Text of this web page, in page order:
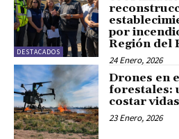
DESTACADOS
por
Región del
24 Enero, 2026
Drones en
forestales:
costar vidas
23 Enero, 2026